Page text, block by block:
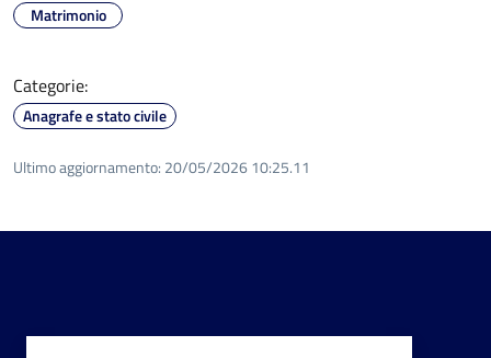
Matrimonio
Categorie:
Anagrafe e stato civile
Ultimo aggiornamento: 20/05/2026 10:25.11